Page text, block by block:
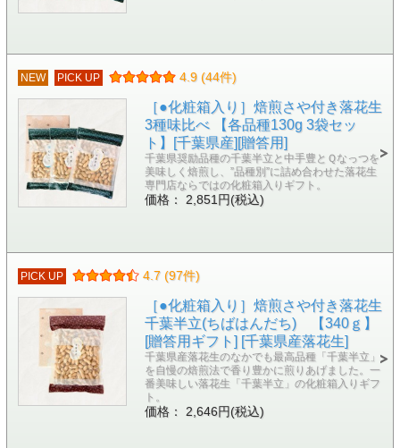
NEW PICK UP 4.9 (44件)
［●化粧箱入り］焙煎さや付き落花生
3種味比べ 【各品種130g 3袋セッ
ト】[千葉県産][贈答用]
千葉県奨励品種の千葉半立と中手豊とＱなっつを
美味しく焙煎し、”品種別”に詰め合わせた落花生
専門店ならではの化粧箱入りギフト。
価格： 2,851円(税込)
PICK UP 4.7 (97件)
［●化粧箱入り］焙煎さや付き落花生
千葉半立(ちばはんだち) 【340ｇ】
[贈答用ギフト] [千葉県産落花生]
千葉県産落花生のなかでも最高品種「千葉半立」
を自慢の焙煎法で香り豊かに煎りあげました。一
番美味しい落花生「千葉半立」の化粧箱入りギフ
ト。
価格： 2,646円(税込)